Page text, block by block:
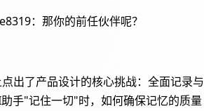
：那你的前任伙伴呢？
出了产品设计的核心挑战：全面记录与
手"记住一切"时，如何确保记忆的质量